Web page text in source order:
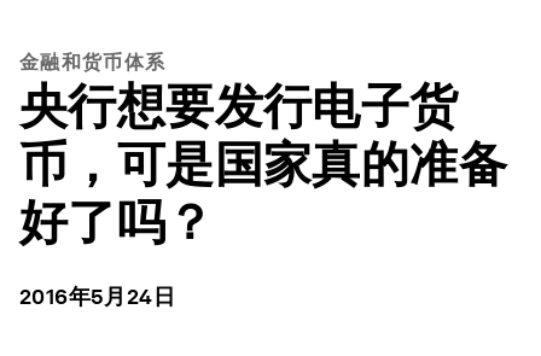
金融和货币体系
央行想要发行电子货
币，可是国家真的准备
好了吗？
2016年5月24日